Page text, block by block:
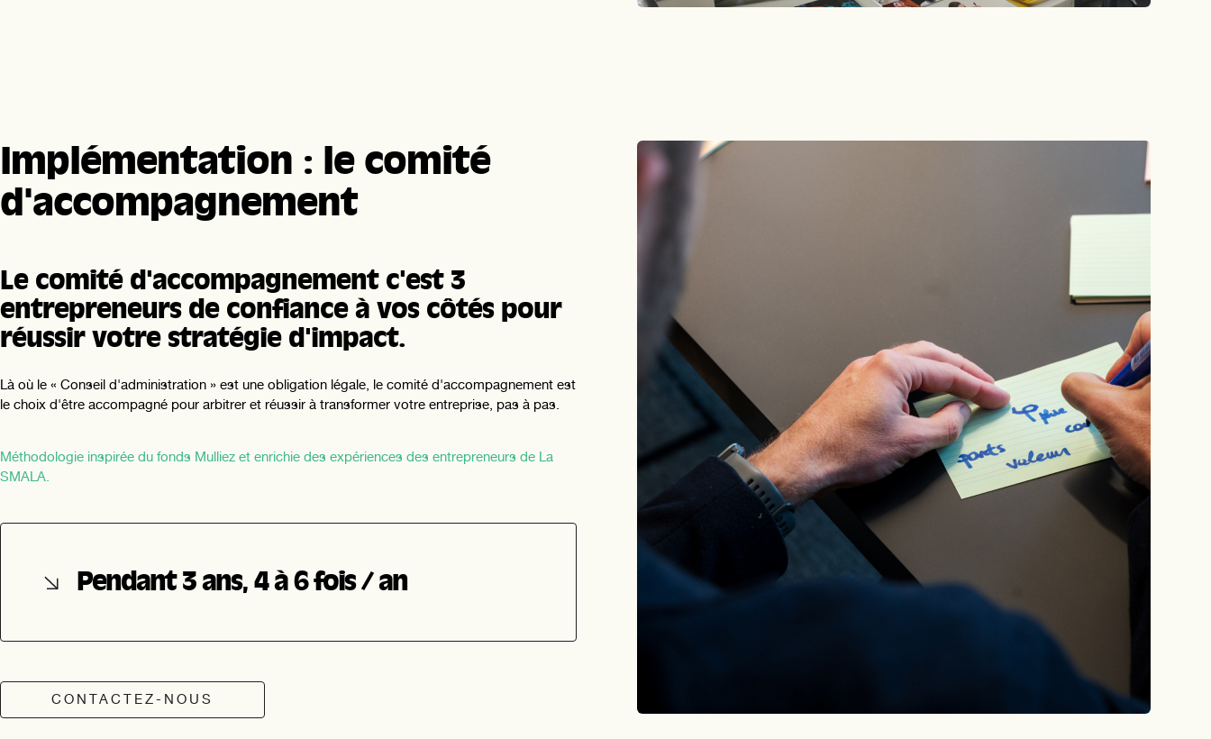
Implémentation : le comité
d'accompagnement
Le comité d'accompagnementc'est 3
entrepreneurs de confiance à vos côtés pour
réussir votre stratégie d'impact.
Là où le « Conseil d'administration » est une obligation légale, le comité d'accompagnement est
le choix d'être accompagné pour arbitrer et réussir à transformer votre entreprise, pas à pas.
Méthodologie inspirée du fonds Mulliez et enrichie des expériences des entrepreneurs de La
SMALA.
Pendant 3 ans, 4 à 6 fois / an
CONTACTEZ-NOUS